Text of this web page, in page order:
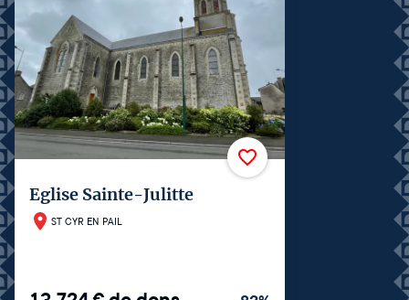
Eglise Sainte-Julitte
ST CYR EN PAIL